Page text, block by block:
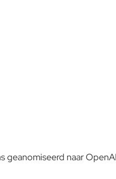
geanomiseerd naar OpenAI